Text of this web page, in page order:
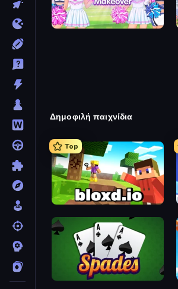
College Sport Team Makeover
Δημοφιλή παιχνίδια
Top
Bloxd.io
Spades